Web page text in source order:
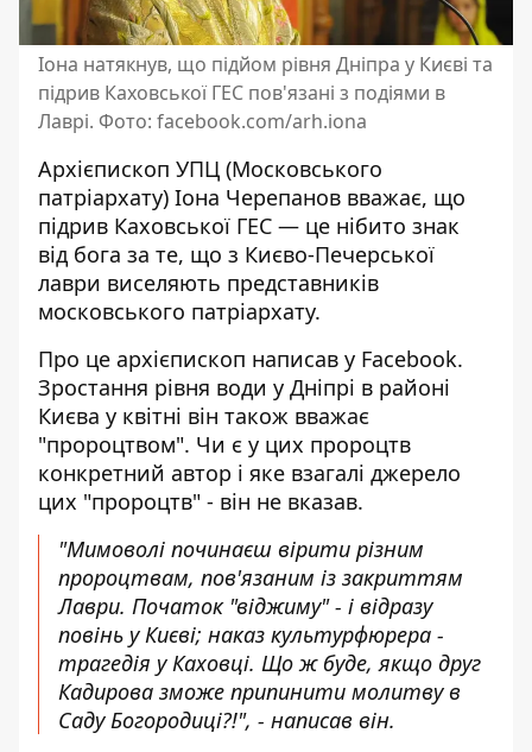
Іона натякнув, що підйом рівня Дніпра у Києві та
підрив Каховської ГЕС пов'язані з подіями в
Лаврі. Фото: facebook.com/arh.iona
Архієпископ УПЦ (Московського
патріархату) Іона Черепанов вважає, що
підрив Каховської ГЕС — це нібито знак
від бога за те, що з Києво-Печерської
лаври виселяють представників
московського патріархату.
Про це архієпископ написав у Facebook.
Зростання рівня води у Дніпрі в районі
Києва у квітні він також вважає
"пророцтвом". Чи є у цих пророцтв
конкретний автор і яке взагалі джерело
цих "пророцтв" - він не вказав.
"Мимоволі починаєш вірити різним
пророцтвам, пов'язаним із закриттям
Лаври. Початок "віджиму" - і відразу
повінь у Києві; наказ культурфюрера -
трагедія у Каховці. Що ж буде, якщо друг
Кадирова зможе припинити молитву в
Саду Богородиці?!", - написав він.